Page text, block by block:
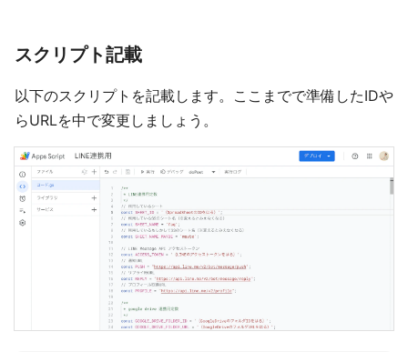
スクリプト記載
以下のスクリプトを記載します。ここまでで準備したIDや
らURLを中で変更しましょう。